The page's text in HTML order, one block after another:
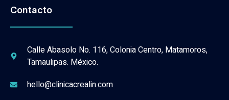
Contacto
Calle Abasolo No. 116, Colonia Centro, Matamoros,
Tamaulipas. México.
hello@clinicacrealin.com